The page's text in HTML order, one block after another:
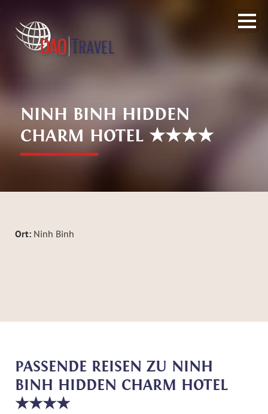
NINH BINH HIDDEN
CHARM HOTEL ★★★★
Ort: Ninh Binh
PASSENDE REISEN ZU NINH
BINH HIDDEN CHARM HOTEL
★★★★